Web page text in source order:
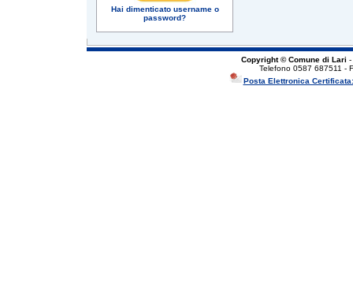
Hai dimenticato username o
password?
Copyright © Comune di Lari -
Telefono 0587 687511 -
Posta Elettronica Certificata: